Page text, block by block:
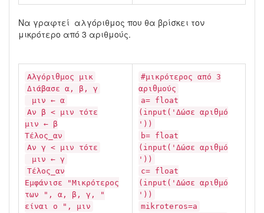
Να γραφτεί αλγόριθμος που θα βρίσκει τον
μικρότερο από 3 αριθμούς.
Αλγόριθμος μικ
Διάβασε α, β, γ
μιν ← α
Αν β < μιν τότε
μιν ← β
Τέλος_αν
Αν γ < μιν τότε
μιν ← γ
Τέλος_αν
Εμφάνισε "Μικρότερος
των ", α, β, γ, "
είναι ο ", μιν
#μικρότερος από 3
αριθμούς
a= float
(input('Δώσε αριθμό
'))
b= float
(input('Δώσε αριθμό
'))
c= float
(input('Δώσε αριθμό
'))
mikroteros=a